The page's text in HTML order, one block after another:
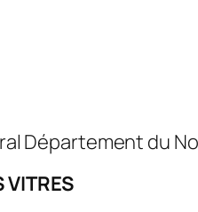
Département du
VITRES